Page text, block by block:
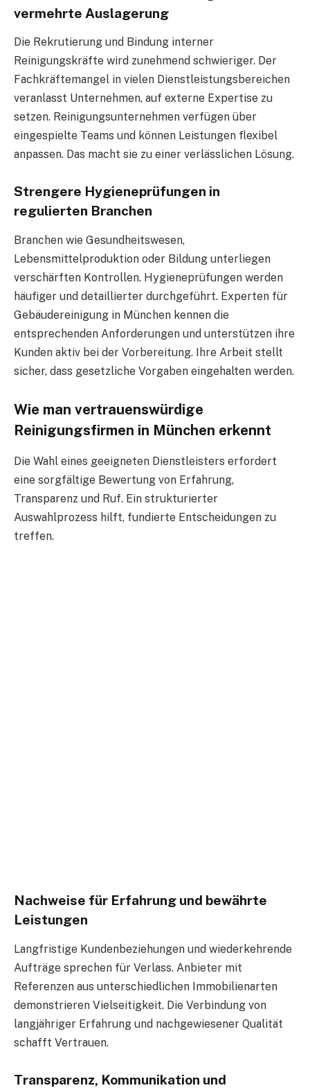
vermehrte Auslagerung
Die Rekrutierung und Bindung interner
Reinigungskräfte wird zunehmend schwieriger. Der
Fachkräftemangel in vielen Dienstleistungsbereichen
veranlasst Unternehmen, auf externe Expertise zu
setzen. Reinigungsunternehmen verfügen über
eingespielte Teams und können Leistungen flexibel
anpassen. Das macht sie zu einer verlässlichen Lösung.
Strengere Hygieneprüfungen in
regulierten Branchen
Branchen wie Gesundheitswesen,
Lebensmittelproduktion oder Bildung unterliegen
verschärften Kontrollen. Hygieneprüfungen werden
häufiger und detaillierter durchgeführt. Experten für
Gebäudereinigung in München kennen die
entsprechenden Anforderungen und unterstützen ihre
Kunden aktiv bei der Vorbereitung. Ihre Arbeit stellt
sicher, dass gesetzliche Vorgaben eingehalten werden.
Wie man vertrauenswürdige
Reinigungsfirmen in München erkennt
Die Wahl eines geeigneten Dienstleisters erfordert
eine sorgfältige Bewertung von Erfahrung,
Transparenz und Ruf. Ein strukturierter
Auswahlprozess hilft, fundierte Entscheidungen zu
treffen.
Nachweise für Erfahrung und bewährte
Leistungen
Langfristige Kundenbeziehungen und wiederkehrende
Aufträge sprechen für Verlass. Anbieter mit
Referenzen aus unterschiedlichen Immobilienarten
demonstrieren Vielseitigkeit. Die Verbindung von
langjähriger Erfahrung und nachgewiesener Qualität
schafft Vertrauen.
Transparenz, Kommunikation und